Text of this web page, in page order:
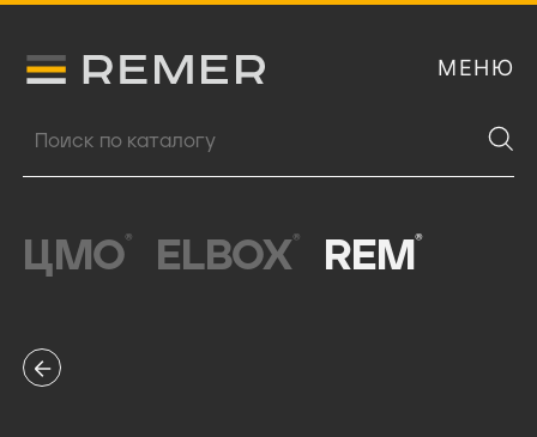
Логитип компании Remer МЕНЮ
Поиск продукции
ЦМО® ELBOX® REM ®